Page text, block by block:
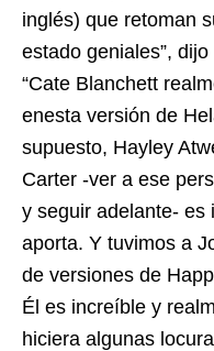
inglés) que retoman
estado geniales”,
“Cate Blanchett
enesta versión de
supuesto, Hayley
Carter -ver a ese
y seguir adelante- es
aporta. Y tuvimos a
de versiones de
Él es increíble y
hiciera algunas